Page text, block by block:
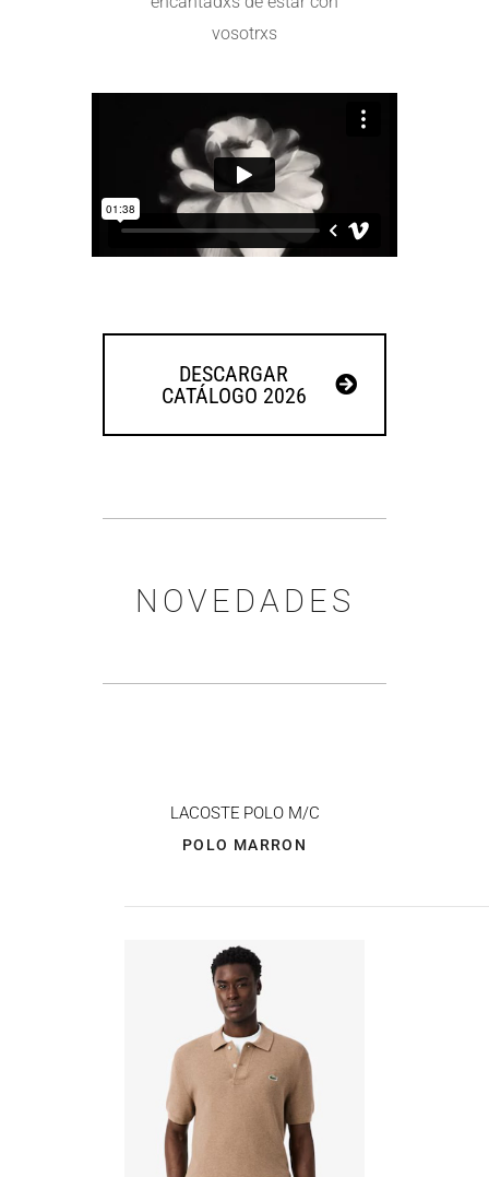
vosotrxs
DESCARGAR
CATÁLOGO 2026
NOVEDADES
LACOSTE POLO M/C
POLO MARRON